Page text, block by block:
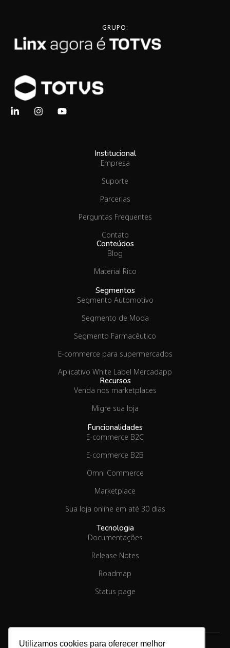
Utilizamos cookies para oferecer melhor
GRUPO:
Institucional
Empresa
Suporte
Parcerias
Perguntas Frequentes
Contato
Conteúdos
Blog
Material Rico
Segmentos
Segmento Automotivo
Segmento de Moda
Segmento Farmacêutico
E-commerce para supermercados
Aplicativo White Label Mercadapp
Recursos
Venda nos marketplaces
Migre sua loja
Funcionalidades
E-commerce B2C
E-commerce B2B
Omni Commerce
Marketplace
Sua loja online em até 30 dias
Tecnologia
Documentações
Release Notes
Roadmap
Status page